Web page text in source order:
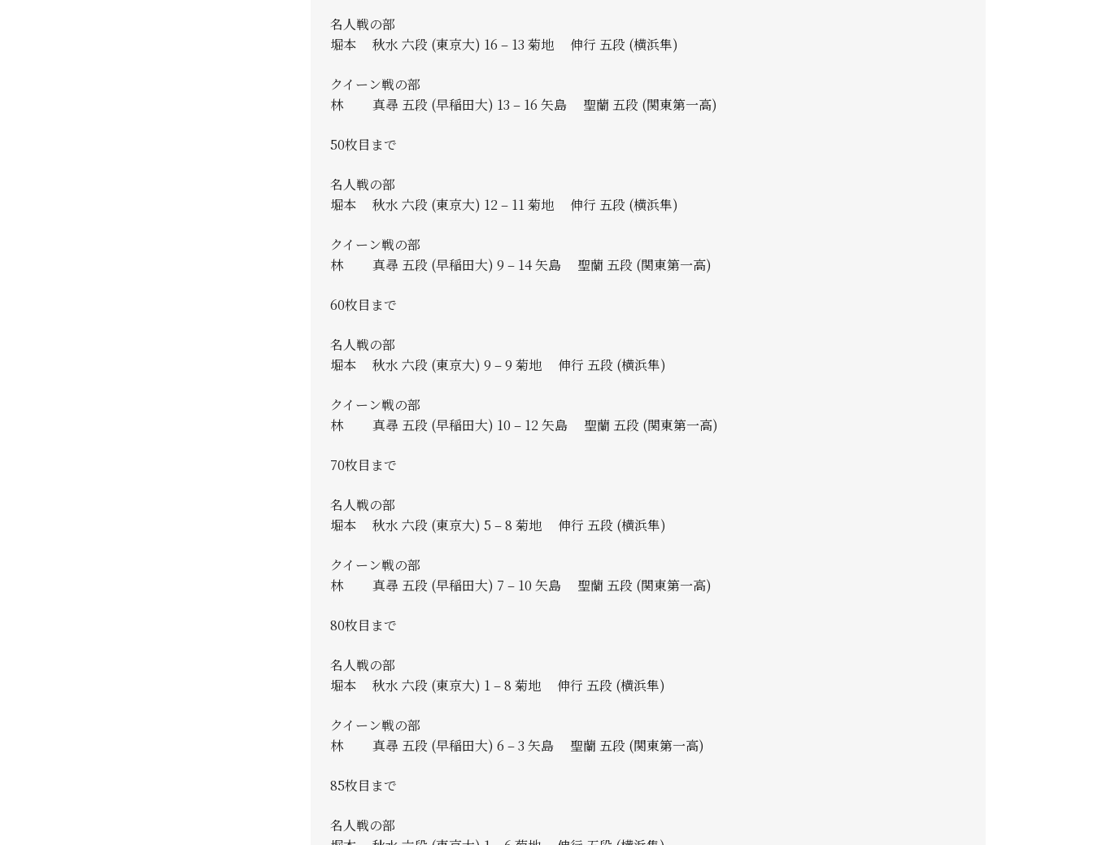
名人戦の部
堀本 秋水 六段 (東京大) 16 – 13 菊地 伸行 五段 (横浜隼)
クイーン戦の部
林 真尋 五段 (早稲田大) 13 – 16 矢島 聖蘭 五段 (関東第一高)
50枚目まで
名人戦の部
堀本 秋水 六段 (東京大) 12 – 11 菊地 伸行 五段 (横浜隼)
クイーン戦の部
林 真尋 五段 (早稲田大) 9 – 14 矢島 聖蘭 五段 (関東第一高)
60枚目まで
名人戦の部
堀本 秋水 六段 (東京大) 9 – 9 菊地 伸行 五段 (横浜隼)
クイーン戦の部
林 真尋 五段 (早稲田大) 10 – 12 矢島 聖蘭 五段 (関東第一高)
70枚目まで
名人戦の部
堀本 秋水 六段 (東京大) 5 – 8 菊地 伸行 五段 (横浜隼)
クイーン戦の部
林 真尋 五段 (早稲田大) 7 – 10 矢島 聖蘭 五段 (関東第一高)
80枚目まで
名人戦の部
堀本 秋水 六段 (東京大) 1 – 8 菊地 伸行 五段 (横浜隼)
クイーン戦の部
林 真尋 五段 (早稲田大) 6 – 3 矢島 聖蘭 五段 (関東第一高)
85枚目まで
名人戦の部